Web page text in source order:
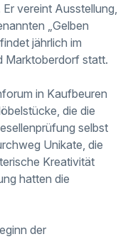
vereint Ausstellung,
„Gelben
jährlich im
Marktoberdorf statt.
in Kaufbeuren
die die
selbst
Unikate, die
Kreativität
hatten die
der